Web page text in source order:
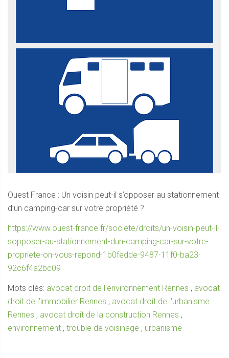
Ouest France : Un voisin peut-il s’opposer au stationnement
d’un camping-car sur votre propriété ?
https://www.ouest-france.fr/societe/droits/un-voisin-peut-il-
sopposer-au-stationnement-dun-camping-car-sur-votre-
propriete-on-vous-repond-1b0fedde-9487-11f0-ba23-
92c6f4a2bc09
Mots clés: avocat droit de l'environnement Rennes , avocat
droit de l'immobilier Rennes , avocat droit de l'urbanisme
Rennes , avocat droit de la construction Rennes ,
environnement , trouble de voisinage , urbanisme